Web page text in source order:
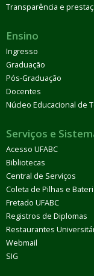
Transparência e
Ensino
Ingresso
Graduação
Pós-Graduação
Docentes
Núcleo Educacional de
Serviços e
Acesso UFABC
Bibliotecas
Central de Serviços
Coleta de Pilhas e
Fretado UFABC
Registros de Diplomas
Restaurantes
Webmail
SIG